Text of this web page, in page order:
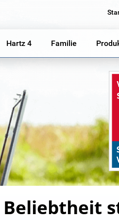
Hartz 4 Familie
Beliebtheit